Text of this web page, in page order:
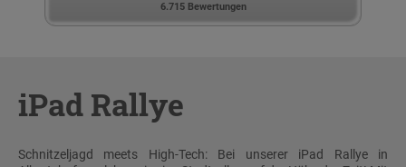
6.715 Bewertungen
iPad Rallye
Schnitzeljagd meets High-Tech: Bei unserer iPad Rallye in